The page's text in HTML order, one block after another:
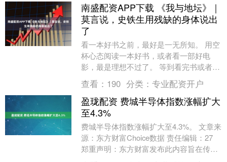
南盛配资APP下载 《我与地坛》｜
莫言说，史铁生用残缺的身体说出
了
看一本好书之前，最好是一无所知。 用空
杯心态阅读一本好书，或者看一部好电
影，最是理想不过了。 等到看完书或者电
影之后，那种再扒遍整个网络的、抓心挠
肝的， 去找寻....
查看： 190 分类： 专业配资开户
盈珑配资 费城半导体指数涨幅扩大
至4.3%
费城半导体指数涨幅扩大至4.3%。 文章来
源：东方财富Choice数据 责任编辑：27
郑重声明：东方财富发布此内容旨在传播